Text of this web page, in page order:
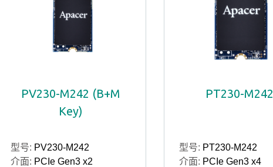
PV230-M242 (B+M
Key)
型号: PV230-M242
介面: PCIe Gen3 x2
PT230-M242
型号: PT230-M242
介面: PCIe Gen3 x4